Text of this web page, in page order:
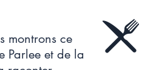
montrons ce
Parlee et de la